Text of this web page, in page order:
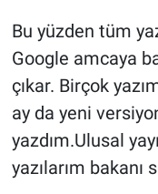
Bu yüzden tüm
Google amcaya
çıkar. Birçok
ay da yeni
yazdım.Ulusal
yazılarım bakanı